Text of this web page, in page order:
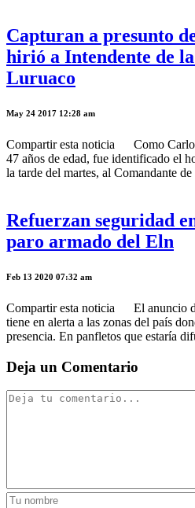
Capturan a presunto
hirió a Intendente de
Luruaco
May 24 2017 12:28 am
Compartir esta noticia Como
47 años de edad, fue identificado el
la tarde del martes, al Comandante de
Refuerzan seguridad
paro armado del Eln
Feb 13 2020 07:32 am
Compartir esta noticia El anuncio
tiene en alerta a las zonas del país
presencia. En panfletos que estaría
Deja un Comentario